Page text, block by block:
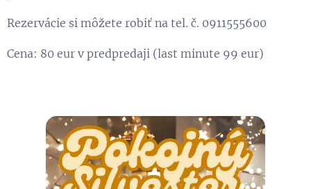
Rezervácie si môžete robiť na tel. č. 0911555600
Cena: 80 eur v predpredaji (last minute 99 eur)